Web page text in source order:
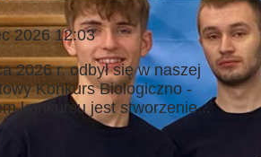
2026 12:03
2026 r. odbył się w naszej
Konkurs Biologiczno -
konkursu jest stworzenie...